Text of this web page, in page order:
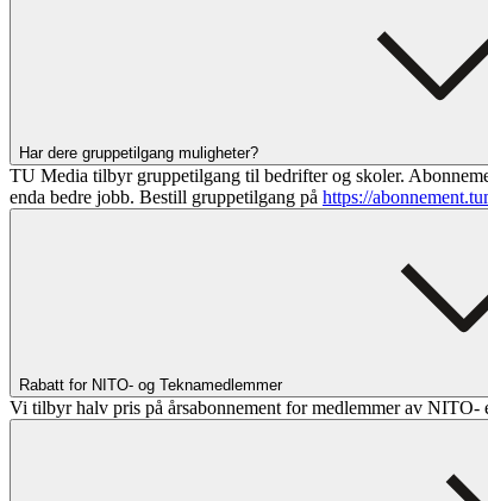
Har dere gruppetilgang muligheter?
TU Media tilbyr gruppetilgang til bedrifter og skoler.
enda bedre jobb. Bestill gruppetilgang på https://
Rabatt for NITO- og Teknamedlemmer
Vi tilbyr halv pris på årsabonnement for medlemmer av